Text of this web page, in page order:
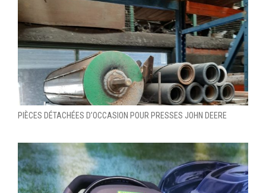
PIÈCES DÉTACHÉES D’OCCASION POUR PRESSES JOHN DEERE